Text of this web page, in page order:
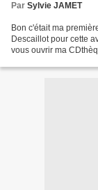
Par Sylvie JAMET
Bon c'était ma
Descaillot pour cette
vous ouvrir ma